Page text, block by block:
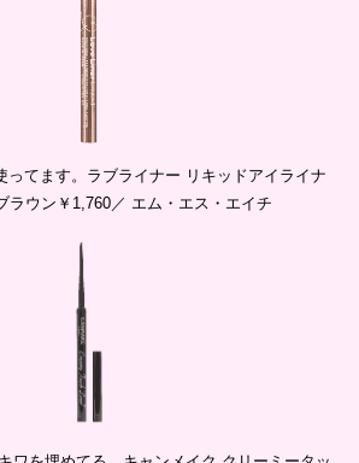
てます。ラブライナー リキッドアイライナ
ラウン￥1,760／ エム・エス・エイチ